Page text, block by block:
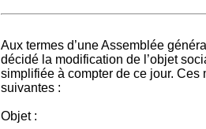
Aux termes d’une Assemblée
décidé la modification de l’objet
simplifiée à compter de ce jour.
suivantes :
Objet :